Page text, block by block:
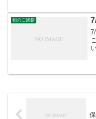
朝のご挨拶